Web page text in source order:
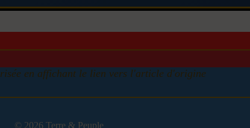
en affichant le lien vers l'article d'origine
© 2026 Terre & Peuple